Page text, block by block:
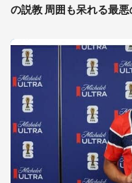
の説教 周囲も呆れる最悪